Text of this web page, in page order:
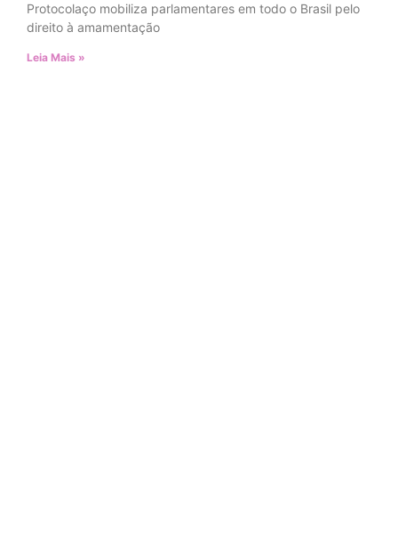
Protocolaço mobiliza parlamentares em todo o Brasil pelo
direito à amamentação
Leia Mais »